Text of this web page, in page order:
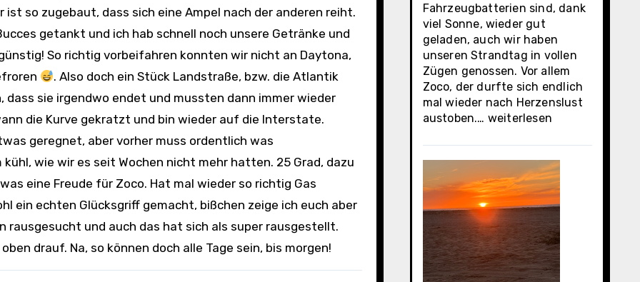
ist so zugebaut, dass sich eine Ampel nach der anderen reiht.
getankt und ich hab schnell noch unsere Getränke und
So richtig vorbeifahren konnten wir nicht an Daytona,
. Also doch ein Stück Landstraße, bzw. die Atlantik
dass sie irgendwo endet und mussten dann immer wieder
die Kurve gekratzt und bin wieder auf die Interstate.
geregnet, aber vorher muss ordentlich was
wie wir es seit Wochen nicht mehr hatten. 25 Grad, dazu
eine Freude für Zoco. Hat mal wieder so richtig Gas
ein echten Glücksgriff gemacht, bißchen zeige ich euch aber
rausgesucht und auch das hat sich als super rausgestellt.
drauf. Na, so können doch alle Tage sein, bis morgen!
Fahrzeugbatterien sind, dank
viel Sonne, wieder gut
geladen, auch wir haben
unseren Strandtag in vollen
Zügen genossen. Vor allem
Zoco, der durfte sich endlich
mal wieder nach Herzenslust
austoben.… Cabo
Lucas
weiterlesen